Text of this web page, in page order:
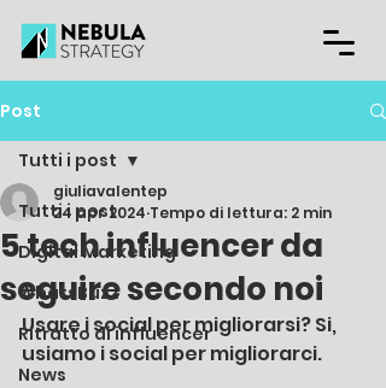
Post
Tutti i post
Digital Marketing
WhatsBuzz
Ritratto di influencer
News
Tutti i post
5 tech influencer da
seguire secondo noi
giuliavalentep
24 apr 2024 Tempo di lettura: 2 min
Usare i social per migliorarsi? Si,
usiamo i social per migliorarci.